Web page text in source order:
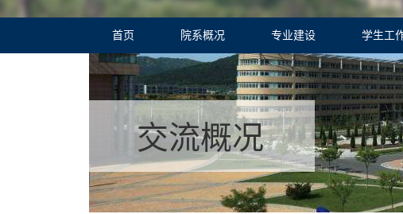
首页 院系概况 专业建设 学生工
交流概况